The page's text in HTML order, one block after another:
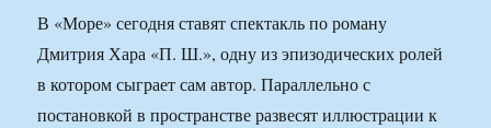
В «Море» сегодня ставят спектакль по роману
Дмитрия Хара «П. Ш.», одну из эпизодических ролей
в котором сыграет сам автор. Параллельно с
постановкой в пространстве развесят иллюстрации к